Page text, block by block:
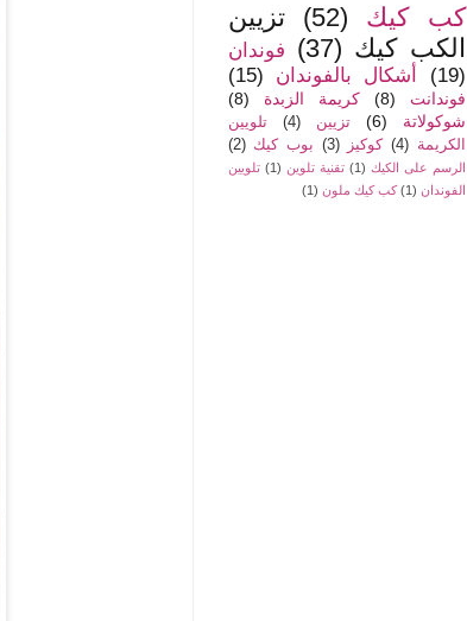
كب كيك (52)
تزيين
الكب كيك (37)
فوندان
(19)
أشكال بالفوندان (15)
فوندانت (8) كريمة الزبدة
(8)
شوكولاتة
(6) تزيين (4)
تلويين
الكريمة (4) كوكيز (3) بوب كيك (2)
الرسم على الكيك (1) تقنية تلوين (1) تلويين
الفوندان (1) كب كيك ملون (1)